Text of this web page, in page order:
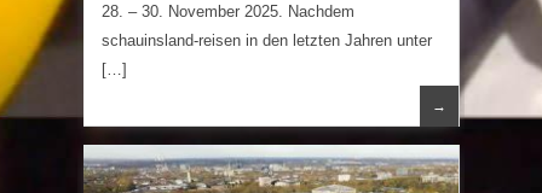
28. – 30. November 2025. Nachdem
schauinsland-reisen in den letzten Jahren unter
[…]
→